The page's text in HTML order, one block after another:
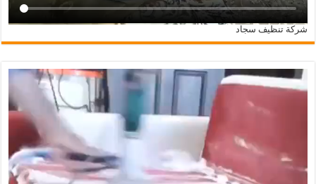
شركة تنظيف سجاد